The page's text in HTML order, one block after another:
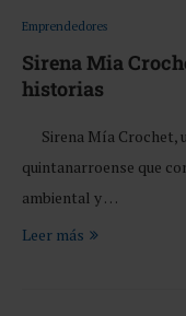
Emprendedores
Sirena Mia
historias
Sirena Mía Crochet,
quintanarroense que
ambiental y …
Leer más